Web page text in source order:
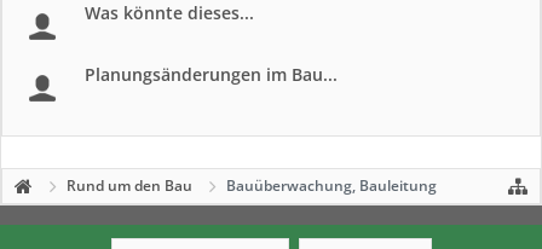
Was könnte dieses...
Planungsänderungen im Bau...
Rund um den Bau Bauüberwachung, Bauleitung